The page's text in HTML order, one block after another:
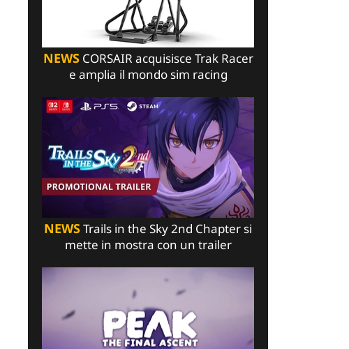
NEWSCORSAIR acquisisce Trak Racer
e amplia il mondo sim racing
NEWSTrails in the Sky 2nd Chapter si
mette in mostra con un trailer